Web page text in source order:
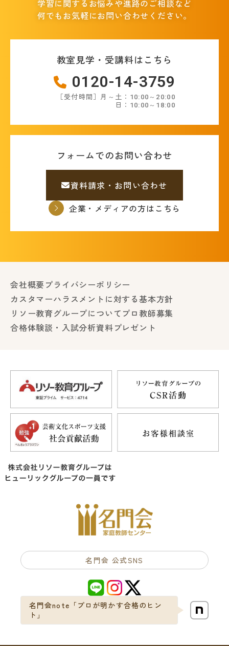
学習に関するお悩みや進路のご相談など
何でもお気軽にお問い合わせください。
教室見学・受講料はこちら
0120-14-3759
［受付時間］月～土：10:00～20:00
日：10:00～18:00
フォームでのお問い合わせ
資料請求・お問い合わせ
企業・メディアの方はこちら
会社概要プライバシーポリシー
カスタマーハラスメントに対する基本方針
リソー教育グループについて プロ教師募集
合格体験談・入試分析資料プレゼント
名門会 公式SNS
名門会note「プロが明かす合格のヒン
ト」